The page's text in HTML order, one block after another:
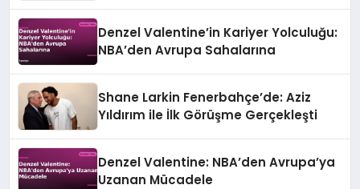
Denzel Valentine’in Kariyer Yolculuğu:
NBA’den Avrupa Sahalarına
Shane Larkin Fenerbahçe’de: Aziz
Yıldırım ile İlk Görüşme Gerçekleşti
Denzel Valentine: NBA’den Avrupa’ya
Uzanan Mücadele